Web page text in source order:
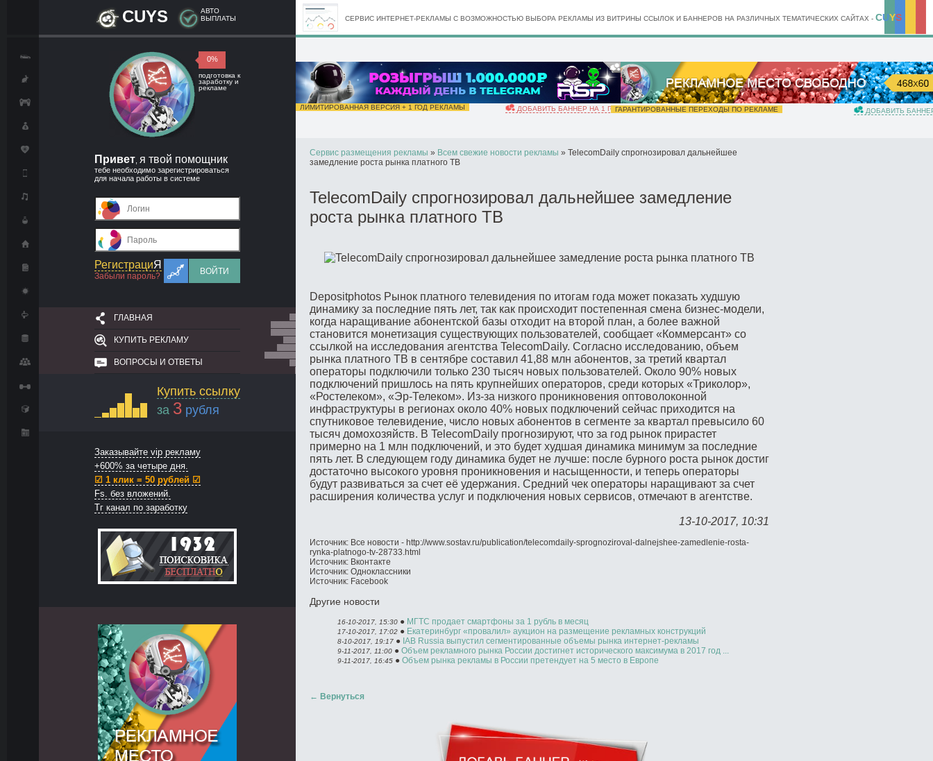
CUYS
АВТО
ВЫПЛАТЫ
0%
подготовка к
заработку и
рекламе
Привет я твой помощник
тебе необходимо зарегистрироваться
для начала работы в системе
РегистрациЯ
Забыли пароль?
ВОЙТИ
ГЛАВНАЯ
КУПИТЬ РЕКЛАМУ
ВОПРОСЫ И ОТВЕТЫ
Купить ссылку
за 3 рубля
Заказывайте vip рекламу
+600% за четыре дня.
☑ 1 клик = 50 рублей ☑
Fs. без вложений.
Тг канал по заработку
СЕРВИС ИНТЕРНЕТ-РЕКЛАМЫ С ВОЗМОЖНОСТЬЮ ВЫБОРА РЕКЛАМЫ ИЗ ВИТРИНЫ ССЫЛОК И БАННЕРОВ НА РАЗЛИЧНЫХ ТЕМАТИЧЕСКИХ САЙТАХ - CUYS
ЛИМИТИРОВАННАЯ ВЕРСИЯ + 1 ГОД РЕКЛАМЫ ДОБАВИТЬ БАННЕР НА 1 ГОДГАРАНТИРОВАННЫЕ ПЕРЕХОДЫ ПО РЕКЛАМЕ ДОБАВИТЬ
Сервис размещения рекламы » Всем свежие новости рекламы » TelecomDaily спрогнозировал дальнейшее
замедление роста рынка платного ТВ
TelecomDaily спрогнозировал дальнейшее замедление
роста рынка платного ТВ
Depositphotos Рынок платного телевидения по итогам года может показать худшую
динамику за последние пять лет, так как происходит постепенная смена бизнес-модели,
когда наращивание абонентской базы отходит на второй план, а более важной
становится монетизация существующих пользователей, сообщает «Коммерсант» со
ссылкой на исследования агентства TelecomDaily. Согласно исследованию, объем
рынка платного ТВ в сентябре составил 41,88 млн абонентов, за третий квартал
операторы подключили только 230 тысяч новых пользователей. Около 90% новых
подключений пришлось на пять крупнейших операторов, среди которых «Триколор»,
«Ростелеком», «Эр-Телеком». Из-за низкого проникновения оптоволоконной
инфраструктуры в регионах около 40% новых подключений сейчас приходится на
спутниковое телевидение, число новых абонентов в сегменте за квартал превысило 60
тысяч домохозяйств. В TelecomDaily прогнозируют, что за год рынок прирастет
примерно на 1 млн подключений, и это будет худшая динамика минимум за последние
пять лет. В следующем году динамика будет не лучше: после бурного роста рынок достиг
достаточно высокого уровня проникновения и насыщенности, и теперь операторы
будут развиваться за счет её удержания. Средний чек операторы наращивают за счет
расширения количества услуг и подключения новых сервисов, отмечают в агентстве.
13-10-2017, 10:31
Источник: Все новости - http://www.sostav.ru/publication/telecomdaily-sprognoziroval-dalnejshee-zamedlenie-rosta-
rynka-platnogo-tv-28733.html
Источник: Вконтакте
Источник: Одноклассники
Источник: Facebook
Другие новости
16-10-2017, 15:30 ● МГТС продает смартфоны за 1 рубль в месяц
17-10-2017, 17:02 ● Екатеринбург «провалил» аукцион на размещение рекламных конструкций
8-10-2017, 19:17 ● IAB Russia выпустил сегментированные объемы рынка интернет-рекламы
9-11-2017, 11:00 ● Объем рекламного рынка России достигнет исторического максимума в 2017 год ...
9-11-2017, 16:45 ● Объем рынка рекламы в России претендует на 5 место в Европе
← Вернуться